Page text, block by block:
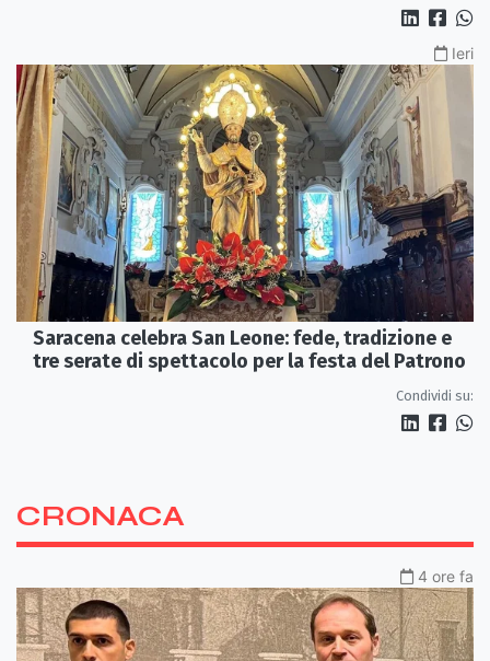
Ieri
Saracena celebra San Leone: fede, tradizione e
tre serate di spettacolo per la festa del Patrono
Condividi su:
CRONACA
4 ore fa